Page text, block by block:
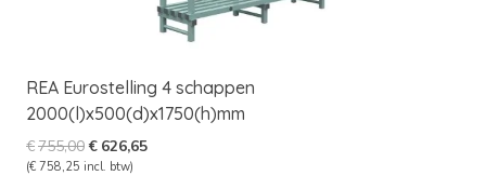
REA Eurostelling 4 schappen
2000(l)x500(d)x1750(h)mm
€755,00Oorspronkelijke
prijs
€ 626,65Huidige
(€ 758,25 incl. btw)